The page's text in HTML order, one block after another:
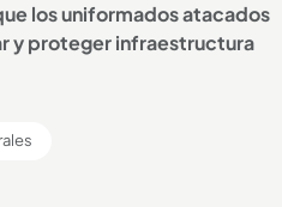
los uniformados atacados
y proteger infraestructura